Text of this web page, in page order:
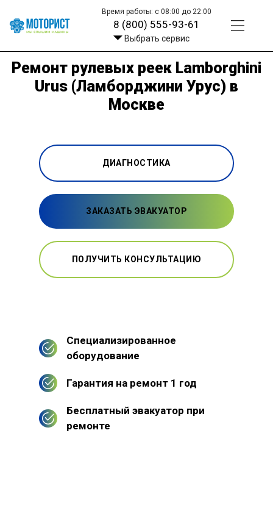
Время работы: с 08:00 до 22:00
8 (800) 555-93-61
Выбрать сервис
Ремонт рулевых реек Lamborghini
Urus (Ламборджини Урус) в
Москве
ДИАГНОСТИКА
ЗАКАЗАТЬ ЭВАКУАТОР
ПОЛУЧИТЬ КОНСУЛЬТАЦИЮ
Специализированное
оборудование
Гарантия на ремонт 1 год
Бесплатный эвакуатор при
ремонте